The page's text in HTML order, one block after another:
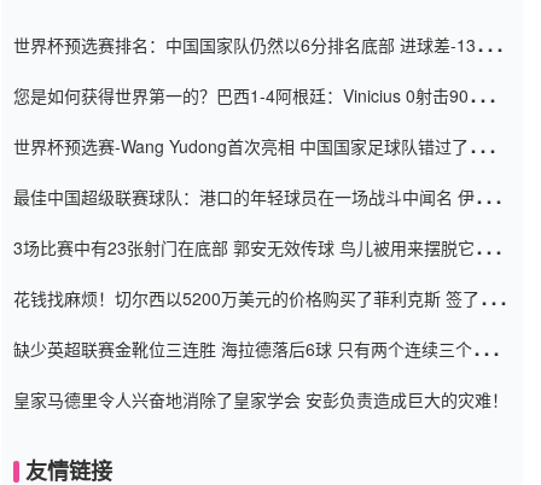
世界杯预选赛排名：中国国家队仍然以6分排名底部 进球差-13令人
您是如何获得世界第一的？巴西1-4阿根廷：Vinicius 0射击90分钟
世界杯预选赛-Wang Yudong首次亮相 中国国家足球队错过了世界
最佳中国超级联赛球队：港口的年轻球员在一场战斗中闻名 伊万放
3场比赛中有23张射门在底部 郭安无效传球 鸟儿被用来摆脱它
花钱找麻烦！切尔西以5200万美元的价格购买了菲利克斯 签了7年
缺少英超联赛金靴位三连胜 海拉德落后6球 只有两个连续三个连续
皇家马德里令人兴奋地消除了皇家学会 安彭负责造成巨大的灾难！
友情链接